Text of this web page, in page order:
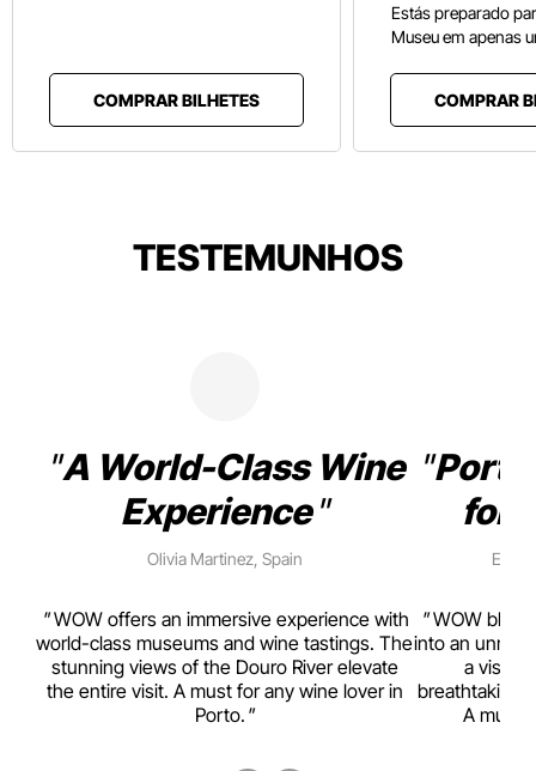
COMPRAR BILHETES
Estás preparado
Museu em apenas
COMPRAR
TESTEMUNHOS
A World-Class Wine
Experience
Olivia Martinez, Spain
WOW offers an immersive experience with
world-class museums and wine tastings. The
stunning views of the Douro River elevate
the entire visit. A must for any wine lover in
Porto.
for
WOW
into an
a visual
breathtaking
A must-